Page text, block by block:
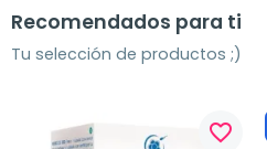
Recomendados para ti
Tu selección de productos ;)
favorite_border